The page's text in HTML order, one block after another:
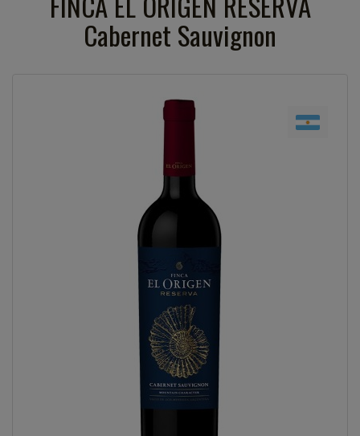
Cabernet Sauvignon